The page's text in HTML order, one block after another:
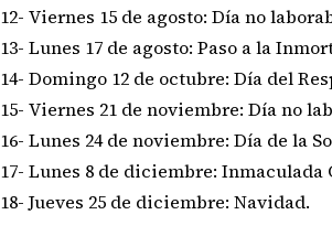
12- Viernes 15 de agosto: Día no
13- Lunes 17 de agosto: Paso a la
14- Domingo 12 de octubre: Día del
15- Viernes 21 de noviembre: Día no
16- Lunes 24 de noviembre: Día de la
17- Lunes 8 de diciembre: Inmaculada
18- Jueves 25 de diciembre: Navidad.